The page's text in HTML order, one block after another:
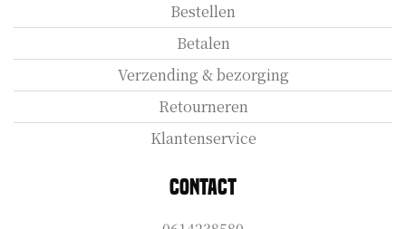
Bestellen
Betalen
Verzending & bezorging
Retourneren
Klantenservice
Contact